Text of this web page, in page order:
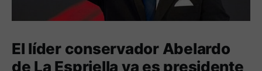
El líder conservador Abelardo
de La Espriella ya es presidente